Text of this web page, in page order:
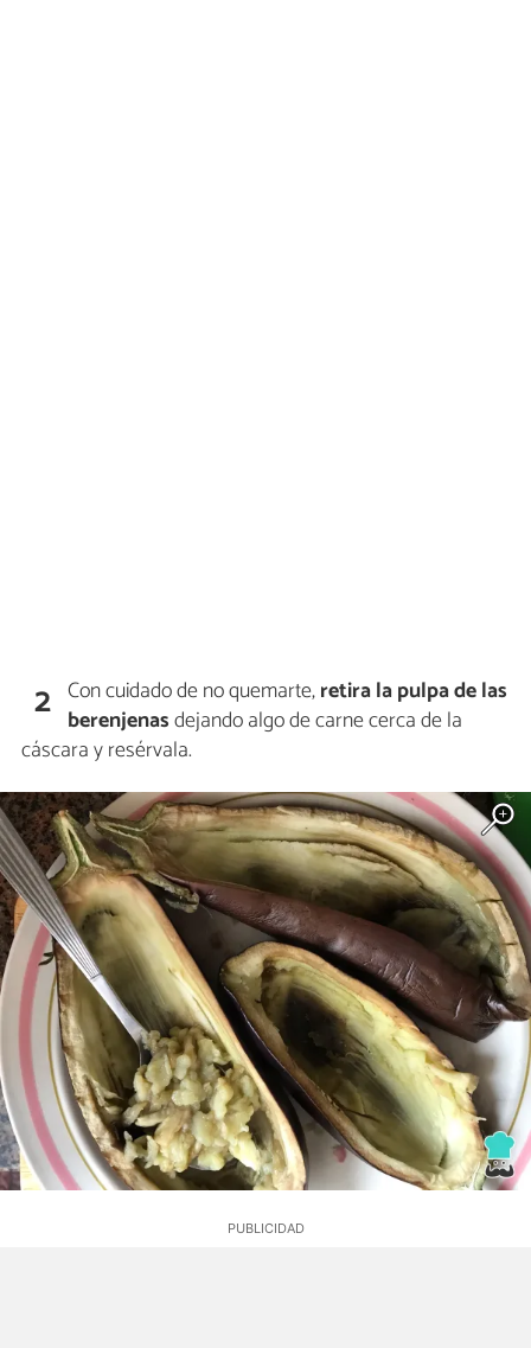
2 Con cuidado de no quemarte,retira la pulpa de las
berenjenasdejando algo de carne cerca de la
cáscara y resérvala.